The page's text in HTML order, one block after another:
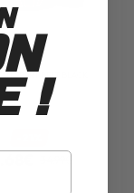
SPORT BELT BLACK
!